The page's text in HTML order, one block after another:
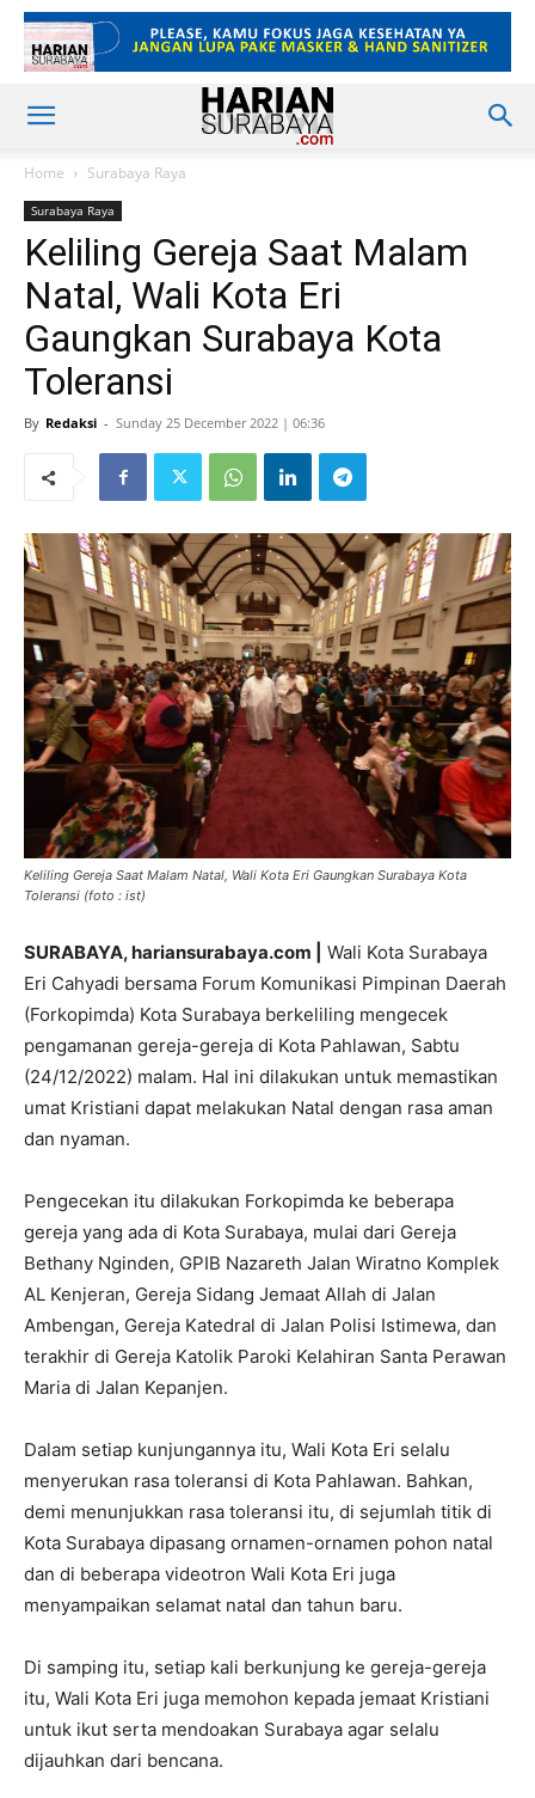
Home Surabaya Raya
Surabaya Raya
Keliling Gereja Saat Malam
Natal, Wali Kota Eri
Gaungkan Surabaya Kota
Toleransi
By Redaksi - Sunday 25 December 2022 | 06:36
Keliling Gereja Saat Malam Natal, Wali Kota Eri Gaungkan Surabaya Kota
Toleransi (foto : ist)
SURABAYA, hariansurabaya.com |
Wali Kota Surabaya
Eri Cahyadi bersama Forum Komunikasi Pimpinan Daerah
(Forkopimda) Kota Surabaya berkeliling mengecek
pengamanan gereja-gereja di Kota Pahlawan, Sabtu
(24/12/2022) malam. Hal ini dilakukan untuk memastikan
umat Kristiani dapat melakukan Natal dengan rasa aman
dan nyaman.
Pengecekan itu dilakukan Forkopimda ke beberapa
gereja yang ada di Kota Surabaya, mulai dari Gereja
Bethany Nginden, GPIB Nazareth Jalan Wiratno Komplek
AL Kenjeran, Gereja Sidang Jemaat Allah di Jalan
Ambengan, Gereja Katedral di Jalan Polisi Istimewa, dan
terakhir di Gereja Katolik Paroki Kelahiran Santa Perawan
Maria di Jalan Kepanjen.
Dalam setiap kunjungannya itu, Wali Kota Eri selalu
menyerukan rasa toleransi di Kota Pahlawan. Bahkan,
demi menunjukkan rasa toleransi itu, di sejumlah titik di
Kota Surabaya dipasang ornamen-ornamen pohon natal
dan di beberapa videotron Wali Kota Eri juga
menyampaikan selamat natal dan tahun baru.
Di samping itu, setiap kali berkunjung ke gereja-gereja
itu, Wali Kota Eri juga memohon kepada jemaat Kristiani
untuk ikut serta mendoakan Surabaya agar selalu
dijauhkan dari bencana.